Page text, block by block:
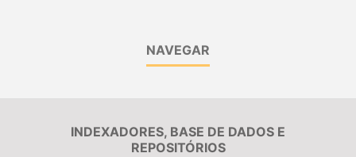
NAVEGAR
INDEXADORES, BASE DE DADOS E
REPOSITÓRIOS